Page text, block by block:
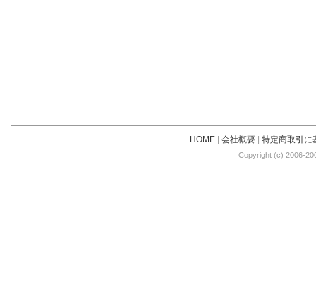
HOME| 会社概要| 特定商取引に
Copyright (c) 2006-